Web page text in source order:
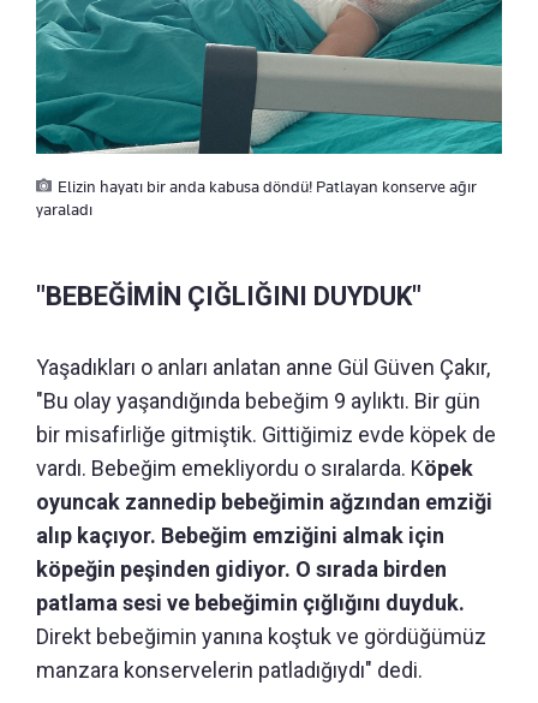
Elizin hayatı bir anda kabusa döndü! Patlayan konserve ağır
yaraladı
"BEBEĞİMİN ÇIĞLIĞINI DUYDUK"
Yaşadıkları o anları anlatan anne Gül Güven Çakır,
"Bu olay yaşandığında bebeğim 9 aylıktı. Bir gün
bir misafirliğe gitmiştik. Gittiğimiz evde köpek de
vardı. Bebeğim emekliyordu o sıralarda. Köpek
oyuncak zannedip bebeğimin ağzından emziği
alıp kaçıyor. Bebeğim emziğini almak için
köpeğin peşinden gidiyor. O sırada birden
patlama sesi ve bebeğimin çığlığını duyduk.
Direkt bebeğimin yanına koştuk ve gördüğümüz
manzara konservelerin patladığıydı" dedi.